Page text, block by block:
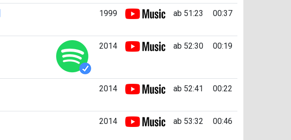
1999 ab 51:23 00:37
2014 ab 52:30 00:19
2014 ab 52:41 00:22
2014 ab 53:32 00:46